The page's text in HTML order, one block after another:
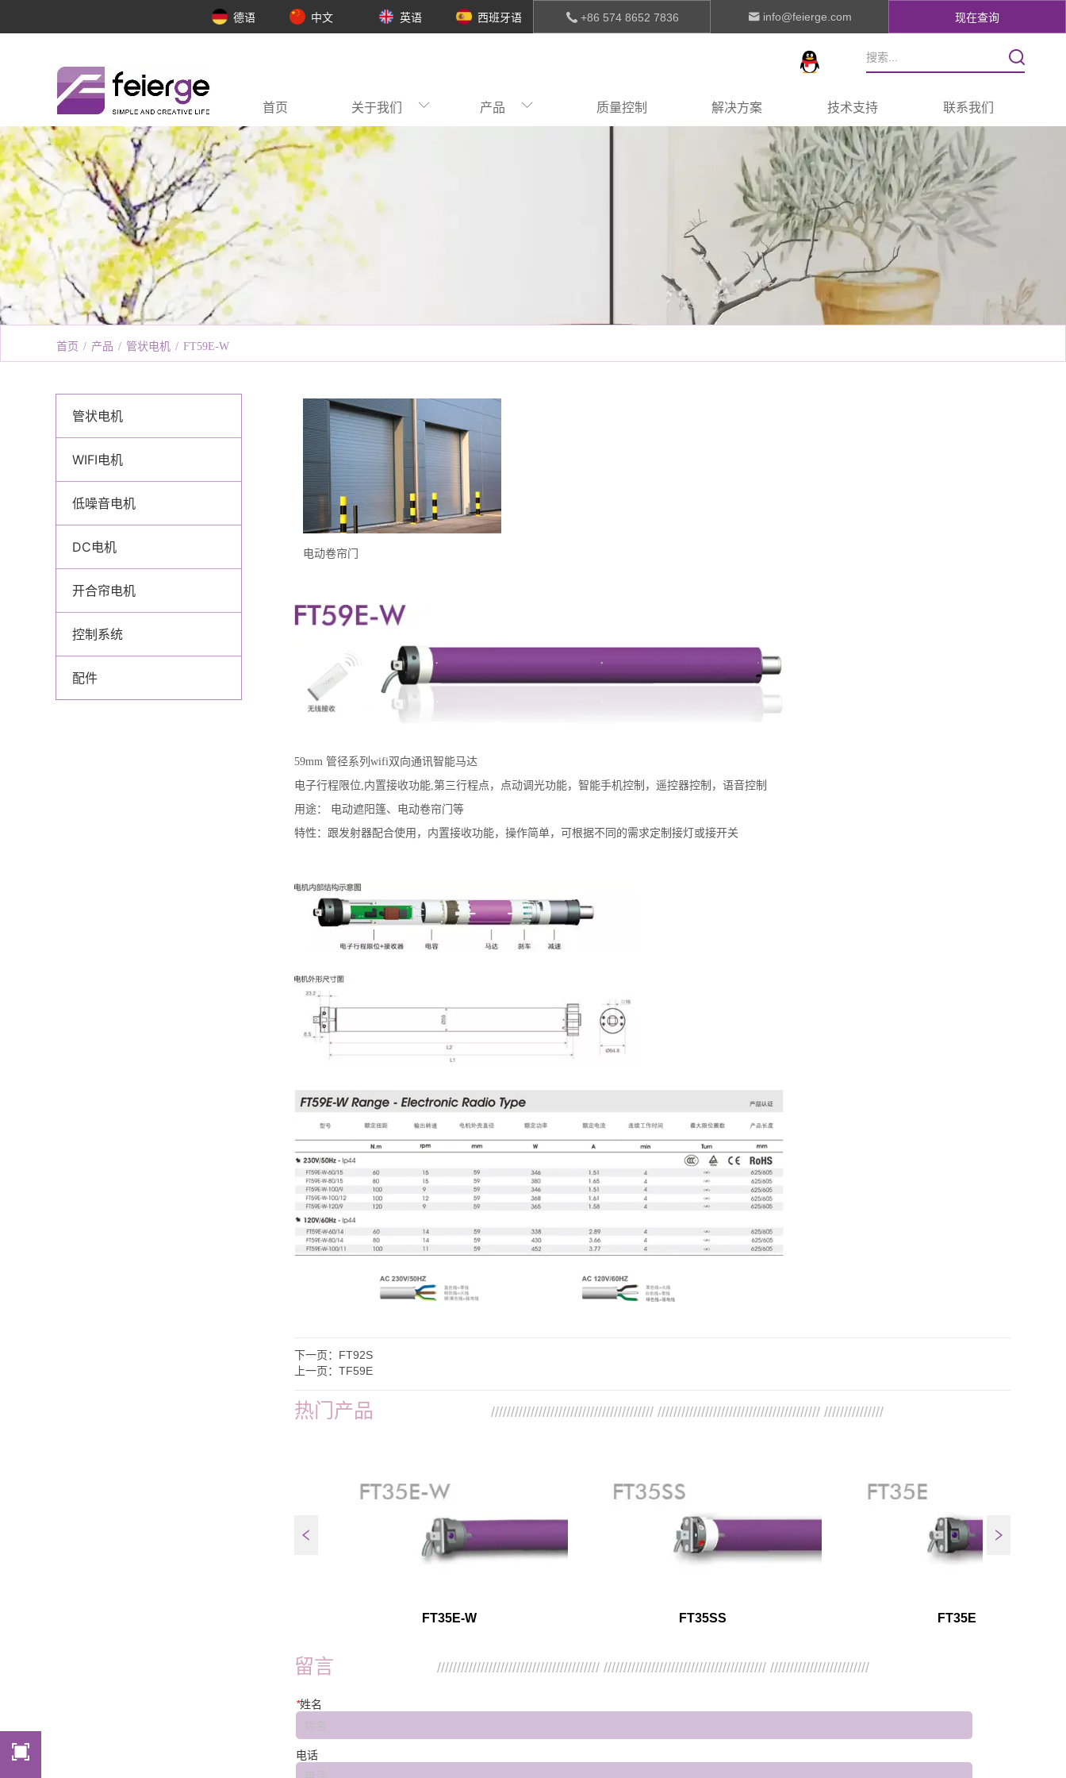
德语 中文 英语 西班牙语 +86 574 8652 7836 info@feierge.com 现在查询
首页 关于我们 产品 质量控制 解决方案 技术支持 联系我们
首页 / 产品 / 管状电机 / FT59E-W
管状电机
WIFI电机
低噪音电机
DC电机
开合帘电机
控制系统
配件
下一页： FT92S
上一页： TF59E
热门产品 ///////////////////////////////////////// ///////////////////////////////////////// ///////////////
FT35E-W FT35SS FT35E
留言 ///////////////////////////////////////// ///////////////////////////////////////// /////////////////////////
*姓名
电话